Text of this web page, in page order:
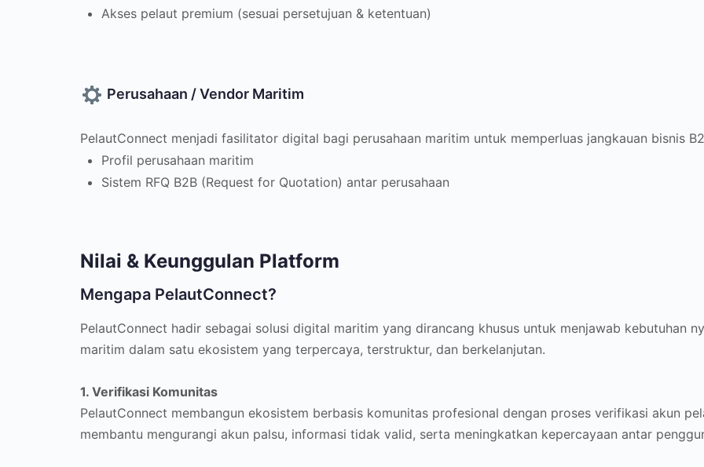
Akses pelaut premium (sesuai persetujuan & ketentuan)
Perusahaan / Vendor Maritim
PelautConnect menjadi fasilitator digital bagi perusahaan maritim untuk memperluas jangkauan bisnis
Profil perusahaan maritim
Sistem RFQ B2B (Request for Quotation) antar perusahaan
Nilai & Keunggulan Platform
Mengapa PelautConnect?
PelautConnect hadir sebagai solusi digital maritim yang dirancang khusus untuk menjawab kebutuhan
maritim dalam satu ekosistem yang terpercaya, terstruktur, dan berkelanjutan.
1. Verifikasi Komunitas
PelautConnect membangun ekosistem berbasis komunitas profesional dengan proses verifikasi akun
membantu mengurangi akun palsu, informasi tidak valid, serta meningkatkan kepercayaan antar